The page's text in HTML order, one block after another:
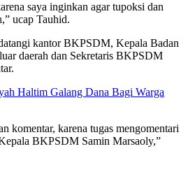
saya inginkan agar tupoksi dan
ucap Tauhid.
kantor BKPSDM, Kepala Badan
daerah dan Sekretaris BKPSDM
Haltim Galang Dana Bagi Warga
komentar, karena tugas mengomentari
BKPSDM Samin Marsaoly,”